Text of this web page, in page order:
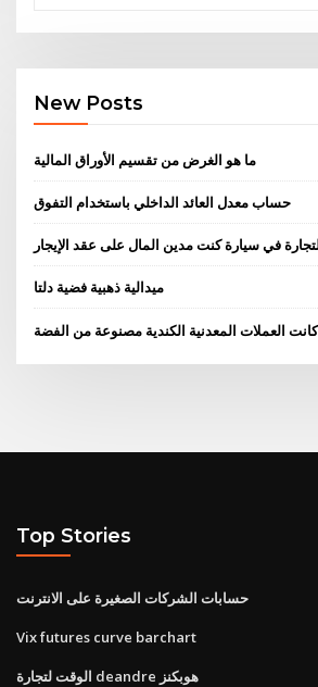
New Posts
ما هو الغرض من تقسيم الأوراق المالية
حساب معدل العائد الداخلي باستخدام التفوق
في سيارة كنت مدين المال على عقد الإيجار
ميدالية ذهبية فضية دلتا
العملات المعدنية الكندية مصنوعة من الفضة
Top Stories
حسابات الشركات الصغيرة على الانترنت
Vix futures curve barchart
الوقت لتجارة deandre هوبكنز